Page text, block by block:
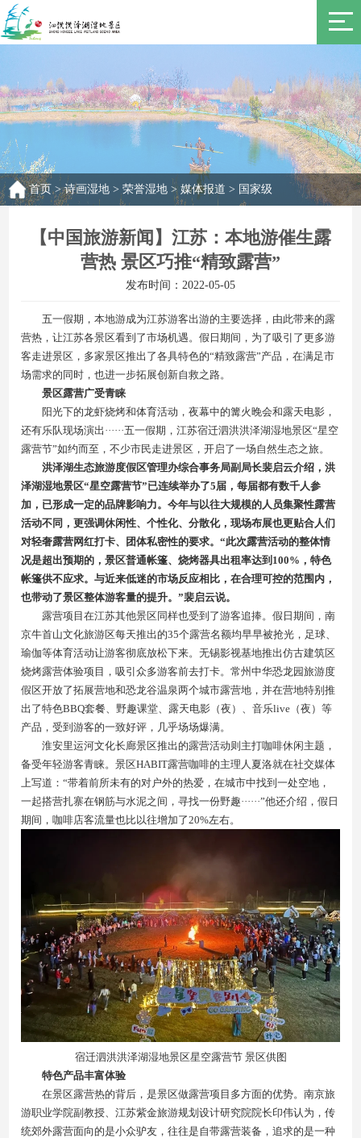
首页 >诗画湿地 >荣誉湿地 >媒体报道 > 国家级
【中国旅游新闻】江苏：本地游催生露
营热 景区巧推“精致露营”
发布时间：2022-05-05
五一假期，本地游成为江苏游客出游的主要选择，由此带来的露
营热，让江苏各景区看到了市场机遇。假日期间，为了吸引了更多游
客走进景区，多家景区推出了各具特色的“精致露营”产品，在满足市
场需求的同时，也进一步拓展创新自救之路。
景区露营广受青睐
阳光下的龙虾烧烤和体育活动，夜幕中的篝火晚会和露天电影，
还有乐队现场演出······五一假期，江苏宿迁泗洪洪泽湖湿地景区“星空
露营节”如约而至，不少市民走进景区，开启了一场自然生态之旅。
洪泽湖生态旅游度假区管理办综合事务局副局长裴启云介绍，洪
泽湖湿地景区“星空露营节”已连续举办了5届，每届都有数千人参
加，已形成一定的品牌影响力。今年与以往大规模的人员集聚性露营
活动不同，更强调休闲性、个性化、分散化，现场布展也更贴合人们
对轻奢露营网红打卡、团体私密性的要求。“此次露营活动的整体情
况是超出预期的，景区普通帐篷、烧烤器具出租率达到100%，特色
帐篷供不应求。与近来低迷的市场反应相比，在合理可控的范围内，
也带动了景区整体游客量的提升。”裴启云说。
露营项目在江苏其他景区同样也受到了游客追捧。假日期间，南
京牛首山文化旅游区每天推出的35个露营名额均早早被抢光，足球、
瑜伽等体育活动让游客彻底放松下来。无锡影视基地推出仿古建筑区
烧烤露营体验项目，吸引众多游客前去打卡。常州中华恐龙园旅游度
假区开放了拓展营地和恐龙谷温泉两个城市露营地，并在营地特别推
出了特色BBQ套餐、野趣课堂、露天电影（夜）、音乐live（夜）等
产品，受到游客的一致好评，几乎场场爆满。
淮安里运河文化长廊景区推出的露营活动则主打咖啡休闲主题，
备受年轻游客青睐。景区HABIT露营咖啡的主理人夏洛就在社交媒体
上写道：“带着前所未有的对户外的热爱，在城市中找到一处空地，
一起搭营扎寨在钢筋与水泥之间，寻找一份野趣······”他还介绍，假日
期间，咖啡店客流量也比以往增加了20%左右。
宿迁泗洪洪泽湖湿地景区星空露营节 景区供图
特色产品丰富体验
在景区露营热的背后，是景区做露营项目多方面的优势。南京旅
游职业学院副教授、江苏紫金旅游规划设计研究院院长印伟认为，传
统郊外露营面向的是小众驴友，往往是自带露营装备，追求的是一种